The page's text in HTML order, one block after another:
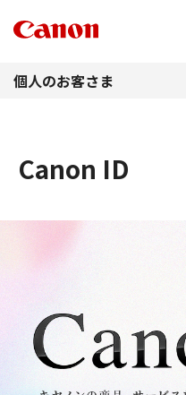
個人のお客さま
Canon ID